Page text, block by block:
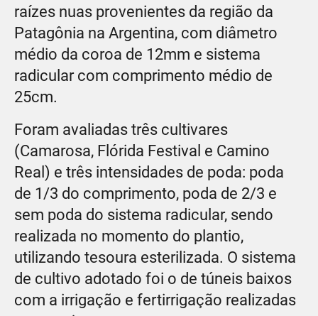
raízes nuas provenientes da região da
Patagônia na Argentina, com diâmetro
médio da coroa de 12mm e sistema
radicular com comprimento médio de
25cm.
Foram avaliadas três cultivares
(Camarosa, Flórida Festival e Camino
Real) e três intensidades de poda: poda
de 1/3 do comprimento, poda de 2/3 e
sem poda do sistema radicular, sendo
realizada no momento do plantio,
utilizando tesoura esterilizada. O sistema
de cultivo adotado foi o de túneis baixos
com a irrigação e fertirrigação realizadas